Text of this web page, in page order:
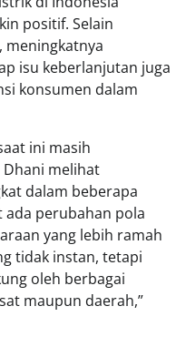
positif. Selain
isu keberlanjutan juga
konsumen dalam
ini masih
melihat
dalam beberapa
ada perubahan pola
yang lebih ramah
tidak instan, tetapi
oleh berbagai
maupun daerah,”